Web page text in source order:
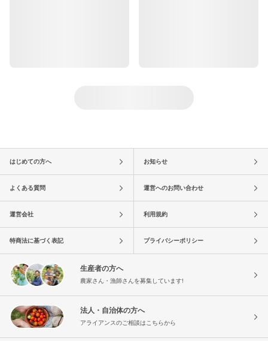
はじめての方へ お知らせ
よくある質問 運営へのお問い合わせ
運営会社 利用規約
特商法に基づく表記 プライバシーポリシー
生産者の方へ
農家さん・漁師さんを募集しています!
法人・自治体の方へ
アライアンスのご相談はこちらから